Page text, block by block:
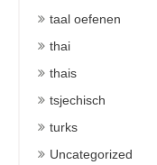
taal oefenen
thai
thais
tsjechisch
turks
Uncategorized